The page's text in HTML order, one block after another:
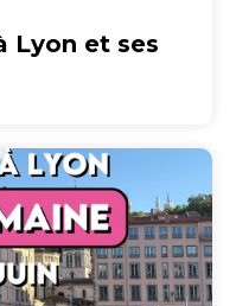
Lyon et ses